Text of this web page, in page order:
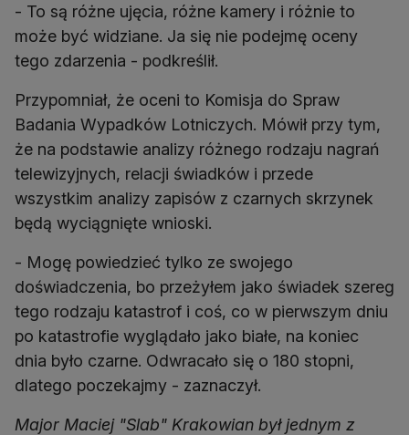
- To są różne ujęcia, różne kamery i różnie to
może być widziane. Ja się nie podejmę oceny
tego zdarzenia - podkreślił.
Przypomniał, że oceni to Komisja do Spraw
Badania Wypadków Lotniczych. Mówił przy tym,
że na podstawie analizy różnego rodzaju nagrań
telewizyjnych, relacji świadków i przede
wszystkim analizy zapisów z czarnych skrzynek
będą wyciągnięte wnioski.
- Mogę powiedzieć tylko ze swojego
doświadczenia, bo przeżyłem jako świadek szereg
tego rodzaju katastrof i coś, co w pierwszym dniu
po katastrofie wyglądało jako białe, na koniec
dnia było czarne. Odwracało się o 180 stopni,
dlatego poczekajmy - zaznaczył.
Major Maciej "Slab" Krakowian był jednym z